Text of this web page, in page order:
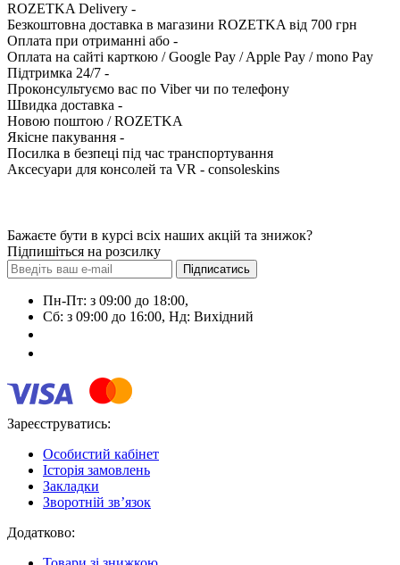
ROZETKA Delivery -
Безкоштовна доставка в магазини ROZETKA від 700 грн
Оплата при отриманні або -
Оплата на сайті карткою / Google Pay / Apple Pay / mono Pay
Підтримка 24/7 -
Проконсультуємо вас по Viber чи по телефону
Швидка доставка -
Новою поштою / ROZETKA
Якісне пакування -
Посилка в безпеці під час транспортування
Аксесуари для консолей та VR - consoleskins
Бажаєте бути в курсі всіх наших акцій та знижок?
Підпишіться на розсилку
Підписатись
Пн-Пт: з 09:00 до 18:00,
Сб: з 09:00 до 16:00, Нд: Виxідний
Зареєструватись:
Особистий кабінет
Історія замовлень
Закладки
Зворотній зв’язок
Додатково: